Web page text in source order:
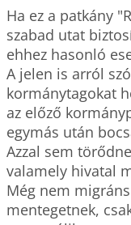
Ha ez a patkány
szabad utat
ehhez hasonló
A jelen is arról
kormánytagokat
az előző
egymás után
Azzal sem
valamely hivatal
Még nem
mentegetnek,